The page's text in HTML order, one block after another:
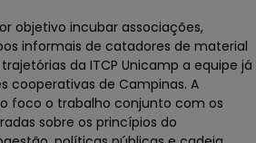
objetivo incubar associações,
informais de catadores de material
da ITCP Unicamp a equipe já
cooperativas de Campinas. A
foco o trabalho conjunto com os
sobre os princípios do